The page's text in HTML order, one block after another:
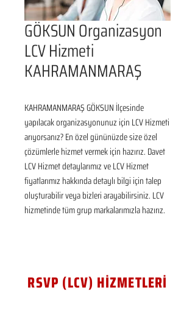
GÖKSUN Organizasyon
LCV Hizmeti
KAHRAMANMARAŞ
KAHRAMANMARAŞ GÖKSUN İlçesinde
yapılacak organizasyonunuz için LCV Hizmeti
arıyorsanız? En özel gününüzde size özel
çözümlerle hizmet vermek için hazırız. Davet
LCV Hizmet detaylarımız ve LCV Hizmet
fiyatlarımız hakkında detaylı bilgi için talep
oluşturabilir veya bizleri arayabilirsiniz. LCV
hizmetinde tüm grup markalarımızla hazırız.
RSVP (LCV) HİZMETLERİ